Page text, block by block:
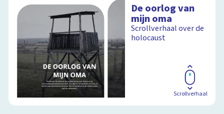
De oorlog van
mijn oma
Scrollverhaal over de
holocaust
Scrollverhaal